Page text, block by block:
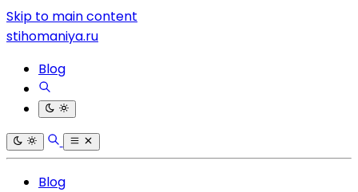
Skip to main content
stihomaniya.ru
Blog
Blog